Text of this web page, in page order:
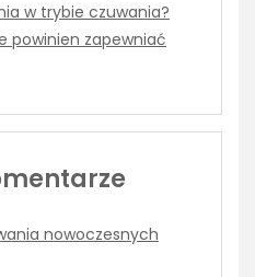
w trybie czuwania?
powinien zapewniać
nowoczesnych